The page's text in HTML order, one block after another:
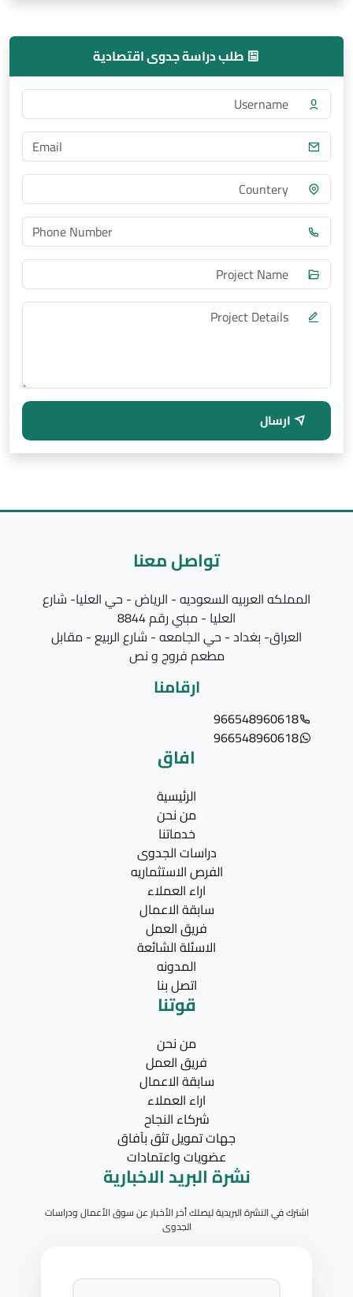
طلب دراسة جدوى اقتصادية
تواصل معنا
المملكه العربيه السعوديه - الرياض - حي العليا- شارع
العليا - مبني رقم 8844
العراق- بغداد - حي الجامعه - شارع الربيع - مقابل
مطعم فروج و نص
ارقامنا
966548960618
966548960618
افاق
الرئيسية
من نحن
خدماتنا
دراسات الجدوى
الفرص الاستثماريه
اراء العملاء
سابقة الاعمال
فريق العمل
الاسئلة الشائعة
المدونه
اتصل بنا
قوتنا
من نحن
فريق العمل
سابقة الاعمال
اراء العملاء
شركاء النجاح
جهات تمويل تثق بآفاق
عضويات واعتمادات
نشرة البريد الاخبارية
اشترك في النشرة البريدية ليصلك أخر الأخبار عن سوق الأعمال ودراسات
الجدوى